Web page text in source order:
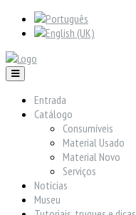
Entrada
Catálogo
Consumíveis
Material Usado
Material Novo
Serviços
Notícias
Museu